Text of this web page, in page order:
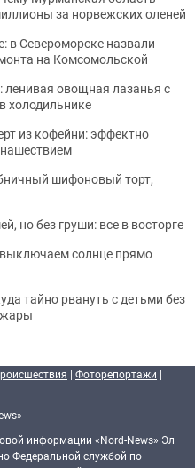
за норвежских оленей
в Североморске назвали
на Комсомольской
овощная лазанья с
холодильнике
из кофейни: эффектно
шифоновый торт,
но без груши: все в восторге
солнце прямо
тайно рвануть с детьми без
жары
| Фоторепортажи |
информации «Nord-News» Эл
Федеральной службой по